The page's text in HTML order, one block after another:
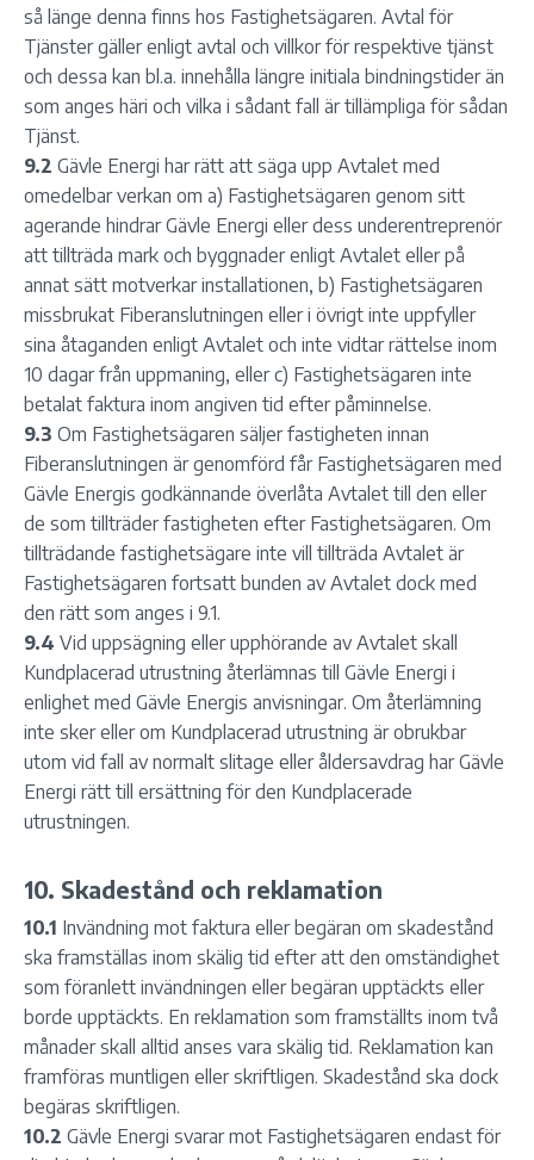
så länge denna finns hos Fastighetsägaren. Avtal för
Tjänster gäller enligt avtal och villkor för respektive tjänst
och dessa kan bl.a. innehålla längre initiala bindningstider än
som anges häri och vilka i sådant fall är tillämpliga för sådan
Tjänst.
9.2 Gävle Energi har rätt att säga upp Avtalet med
omedelbar verkan om a) Fastighetsägaren genom sitt
agerande hindrar Gävle Energi eller dess underentreprenör
att tillträda mark och byggnader enligt Avtalet eller på
annat sätt motverkar installationen, b) Fastighetsägaren
missbrukat Fiberanslutningen eller i övrigt inte uppfyller
sina åtaganden enligt Avtalet och inte vidtar rättelse inom
10 dagar från uppmaning, eller c) Fastighetsägaren inte
betalat faktura inom angiven tid efter påminnelse.
9.3 Om Fastighetsägaren säljer fastigheten innan
Fiberanslutningen är genomförd får Fastighetsägaren med
Gävle Energis godkännande överlåta Avtalet till den eller
de som tillträder fastigheten efter Fastighetsägaren. Om
tillträdande fastighetsägare inte vill tillträda Avtalet är
Fastighetsägaren fortsatt bunden av Avtalet dock med
den rätt som anges i 9.1.
9.4 Vid uppsägning eller upphörande av Avtalet skall
Kundplacerad utrustning återlämnas till Gävle Energi i
enlighet med Gävle Energis anvisningar. Om återlämning
inte sker eller om Kundplacerad utrustning är obrukbar
utom vid fall av normalt slitage eller åldersavdrag har Gävle
Energi rätt till ersättning för den Kundplacerade
utrustningen.
10. Skadestånd och reklamation
10.1 Invändning mot faktura eller begäran om skadestånd
ska framställas inom skälig tid efter att den omständighet
som föranlett invändningen eller begäran upptäckts eller
borde upptäckts. En reklamation som framställts inom två
månader skall alltid anses vara skälig tid. Reklamation kan
framföras muntligen eller skriftligen. Skadestånd ska dock
begäras skriftligen.
10.2 Gävle Energi svarar mot Fastighetsägaren endast för